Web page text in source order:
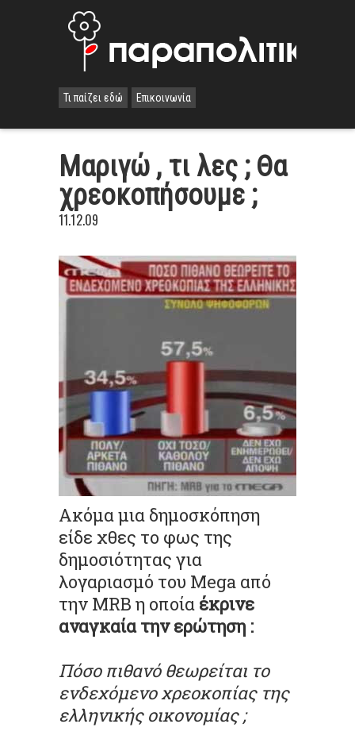
Τι παίζει εδώ Επικοινωνία
Μαριγώ , τι λες ; Θα
χρεοκοπήσουμε ;
11.12.09
Ακόμα μια δημοσκόπηση
είδε χθες το φως της
δημοσιότητας για
λογαριασμό του Mega από
την MRB η οποία έκρινε
αναγκαία την ερώτηση :
Πόσο πιθανό θεωρείται το
ενδεχόμενο χρεοκοπίας της
ελληνικής οικονομίας ;